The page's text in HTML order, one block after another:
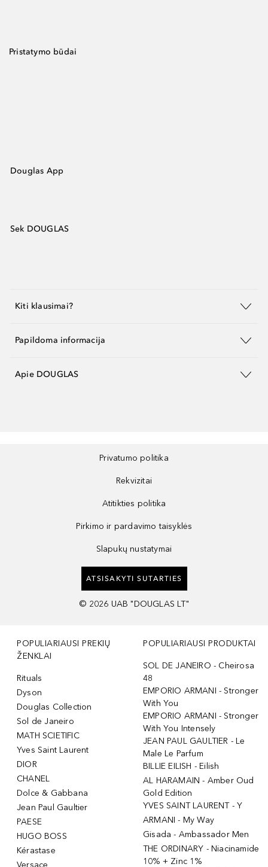
Pristatymo būdai
Douglas App
Sek DOUGLAS
Kiti klausimai?
Papildoma informacija
Apie DOUGLAS
Privatumo politika
Rekvizitai
Atitikties politika
Pirkimo ir pardavimo taisyklės
Slapukų nustatymai
ATSISAKYTI SUTARTIES
© 2026 UAB "DOUGLAS LT"
POPULIARIAUSI PREKIŲ
ŽENKLAI
Rituals
Dyson
Douglas Collection
Sol de Janeiro
MATH SCIETIFIC
Yves Saint Laurent
DIOR
CHANEL
Dolce & Gabbana
Jean Paul Gaultier
PAESE
HUGO BOSS
Kérastase
Versace
POPULIARIAUSI PRODUKTAI
SOL DE JANEIRO - Cheirosa
48
EMPORIO ARMANI - Stronger
With You
EMPORIO ARMANI - Stronger
With You Intensely
JEAN PAUL GAULTIER - Le
Male Le Parfum
BILLIE EILISH - Eilish
AL HARAMAIN - Amber Oud
Gold Edition
YVES SAINT LAURENT - Y
ARMANI - My Way
Gisada - Ambassador Men
THE ORDINARY - Niacinamide
10% + Zinc 1%